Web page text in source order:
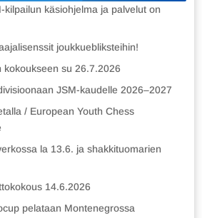
kilpailun käsiohjelma ja palvelut on
joukkuebliksteihin!
su 26.7.2026
JSM-kaudelle 2026–2027
/ European Youth Chess
la 13.6. ja shakkituomarien
14.6.2026
pelataan Montenegrossa